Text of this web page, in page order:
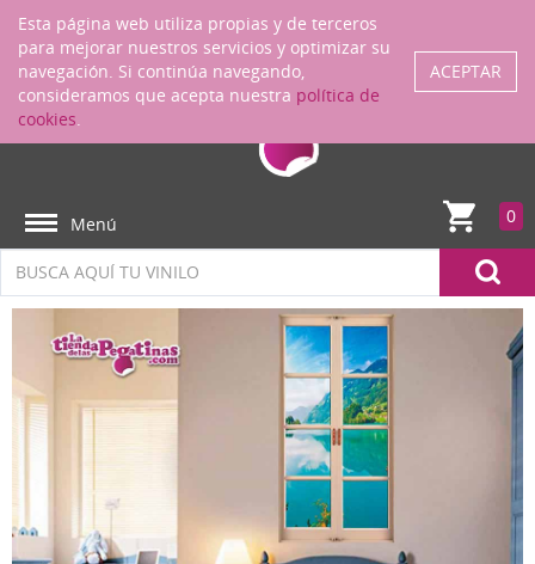
ENTRAR
Menú 0
Esta página web utiliza propias y de terceros
para mejorar nuestros servicios y optimizar su
navegación. Si continúa navegando,
consideramos que acepta nuestra política de
cookies.
ACEPTAR